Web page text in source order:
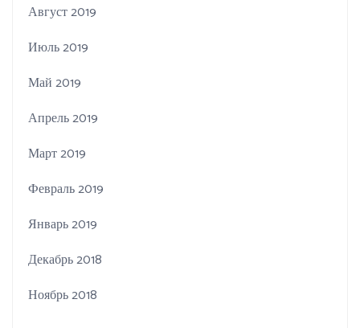
Август 2019
Июль 2019
Май 2019
Апрель 2019
Март 2019
Февраль 2019
Январь 2019
Декабрь 2018
Ноябрь 2018